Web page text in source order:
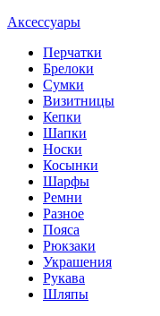
Аксессуары
Перчатки
Брелоки
Сумки
Визитницы
Кепки
Шапки
Носки
Косынки
Шарфы
Ремни
Разное
Пояса
Рюкзаки
Украшения
Рукава
Шляпы